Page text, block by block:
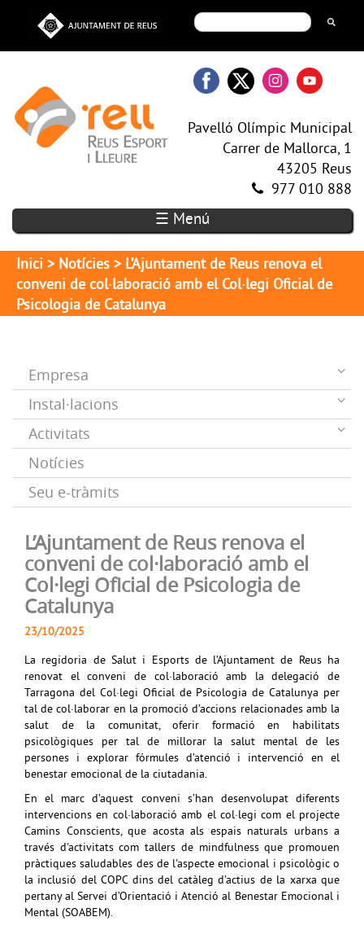
Pavelló Olímpic Municipal
Carrer de Mallorca, 1
43205 Reus
977 010 888
☰ Menú
Inici > Notícies > L’Ajuntament de Reus renova el
conveni de col·laboració amb el Col·legi Oficial de
Psicologia de Catalunya
Empresa
Instal·lacions
Activitats
Notícies
Seu e-tràmits
L’Ajuntament de Reus renova el
conveni de col·laboració amb el
Col·legi Oficial de Psicologia de
Catalunya
23/10/2025
La regidoria de Salut i Esports de l’Ajuntament de Reus ha
renovat el conveni de col·laboració amb la delegació de
Tarragona del Col·legi Oficial de Psicologia de Catalunya per
tal de col·laborar en la promoció d’accions relacionades amb la
salut de la comunitat, oferir formació en habilitats
psicològiques per tal de millorar la salut mental de les
persones i explorar fórmules d’atenció i intervenció en el
benestar emocional de la ciutadania.
En el marc d’aquest conveni s’han desenvolupat diferents
intervencions en col·laboració amb el col·legi com el projecte
Camins Conscients, que acosta als espais naturals urbans a
través d'activitats com tallers de mindfulness que promouen
pràctiques saludables des de l'aspecte emocional i psicològic o
la inclusió del COPC dins del catàleg d’actius de la xarxa que
pertany al Servei d’Orientació i Atenció al Benestar Emocional i
Mental (SOABEM).